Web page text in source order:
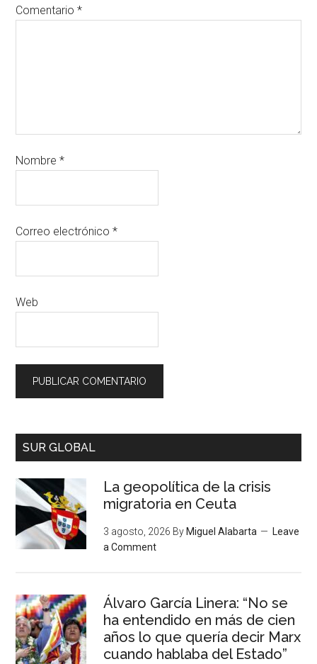
Comentario*
Nombre*
Correo electrónico*
Web
SUR GLOBAL
La geopolítica de la crisis
migratoria en Ceuta
3 agosto, 2026 By Miguel Alabarta
Leave
a Comment
Álvaro García Linera: “No se
ha entendido en más de cien
años lo que quería decir Marx
cuando hablaba del Estado”